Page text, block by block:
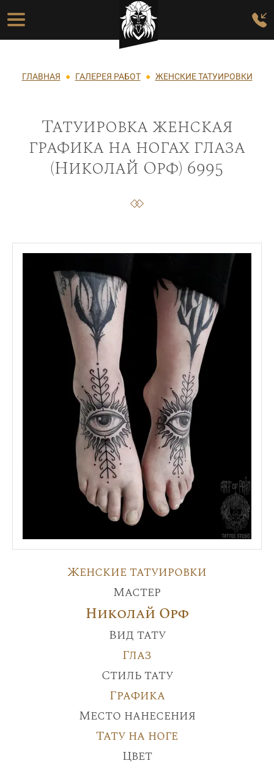
Перейти к основному содержанию
Основная навигация
Строка навигации
ГЛАВНАЯ ГАЛЕРЕЯ РАБОТ ЖЕНСКИЕ ТАТУИРОВКИ
Татуировка женская
графика на ногах глаза
(Николай Орф) 6995
Женские татуировки
Мастер
Николай Орф
Вид тату
Глаз
Стиль тату
Графика
Место нанесения
Тату на ноге
Цвет